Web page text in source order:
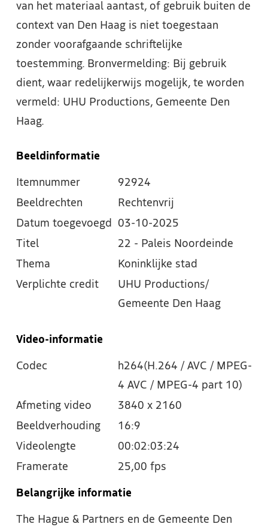
van het materiaal aantast, of gebruik buiten de
context van Den Haag is niet toegestaan
zonder voorafgaande schriftelijke
toestemming. Bronvermelding: Bij gebruik
dient, waar redelijkerwijs mogelijk, te worden
vermeld: UHU Productions, Gemeente Den
Haag.
Beeldinformatie
Itemnummer
92924
Beeldrechten
Rechtenvrij
Datum toegevoegd
03-10-2025
Titel
22 - Paleis Noordeinde
Thema
Koninklijke stad
Verplichte credit
UHU Productions/
Gemeente Den Haag
Video-informatie
Codec
h264(H.264 / AVC / MPEG-
4 AVC / MPEG-4 part 10)
Afmeting video
3840 x 2160
Beeldverhouding
16:9
Videolengte
00:02:03:24
Framerate
25,00 fps
Belangrijke informatie
The Hague & Partners en de Gemeente Den